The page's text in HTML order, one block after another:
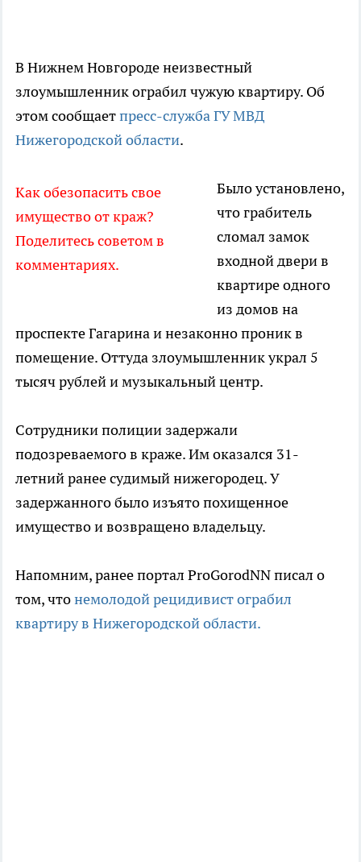
В Нижнем Новгороде неизвестный
злоумышленник ограбил чужую квартиру. Об
этом сообщаетпресс-служба ГУ МВД
Нижегородской области.
Как обезопасить свое
имущество от краж?
Поделитесь советом в
комментариях.
Было установлено,
что грабитель
сломал замок
входной двери в
квартире одного
из домов на
проспекте Гагарина и незаконно проник в
помещение. Оттуда злоумышленник украл 5
тысяч рублей и музыкальный центр.
Сотрудники полиции задержали
подозреваемого в краже. Им оказался 31-
летний ранее судимый нижегородец. У
задержанного было изъято похищенное
имущество и возвращено владельцу.
Напомним, ранее портал ProGorodNN писал о
том, чтонемолодой рецидивист ограбил
квартиру в Нижегородской области.